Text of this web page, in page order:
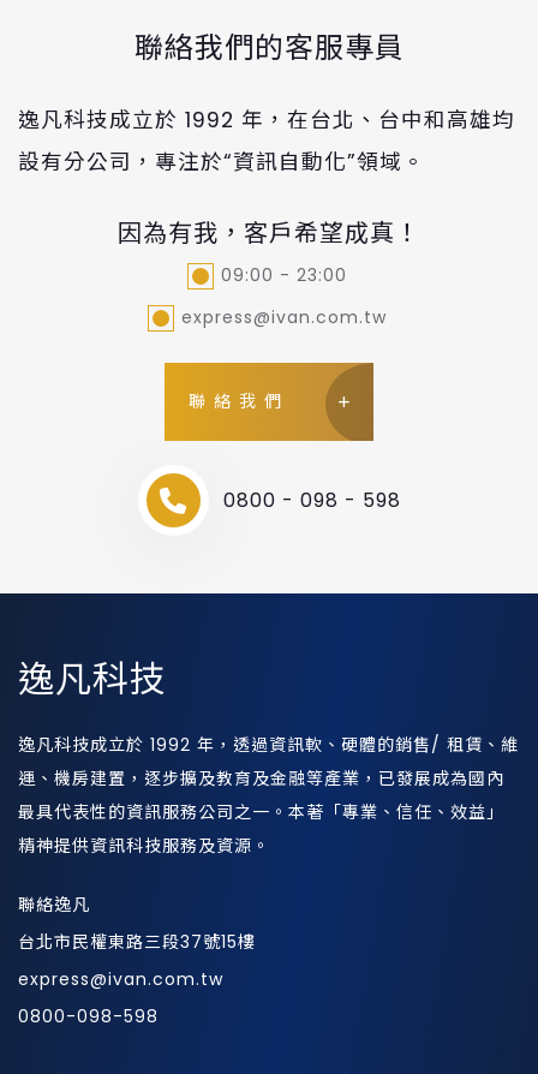
聯絡我們的客服專員
逸凡科技成立於 1992 年，在台北、台中和高雄均
設有分公司，專注於“資訊自動化”領域。
因為有我，客戶希望成真！
09:00 - 23:00
express@ivan.com.tw
聯絡我們
0800 - 098 - 598
逸凡科技
逸凡科技成立於 1992 年，透過資訊軟、硬體的銷售/ 租賃、維
運、機房建置，逐步擴及教育及金融等產業，已發展成為國內
最具代表性的資訊服務公司之一。本著「專業、信任、效益」
精神提供資訊科技服務及資源。
聯絡逸凡
台北市民權東路三段37號15樓
express@ivan.com.tw
0800-098-598